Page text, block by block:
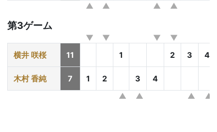
第3ゲーム
横井 咲桜 11 1 2 3 4
木村 香純 7 1 2 3 4